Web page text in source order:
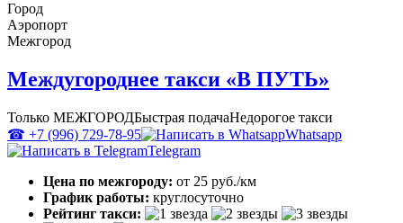
Город
Аэропорт
Межгород
Междугороднее такси «В ПУТЬ»
Только МЕЖГОРОДБыстрая подачаНедорогое такси
☎ +7 (996) 729-78-95
Whatsapp
Telegram
Цена по межгороду: от 25 руб./км
График работы: круглосуточно
Рейтинг такси: